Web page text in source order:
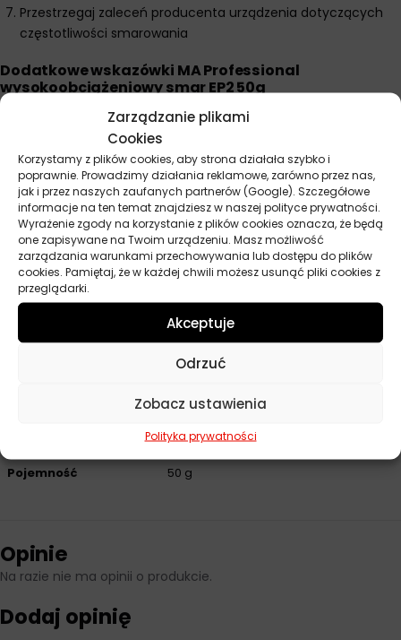
Zarządzanie plikami
Cookies
Korzystamy z plików cookies, aby strona działała szybko i
poprawnie. Prowadzimy działania reklamowe, zarówno przez nas,
jak i przez naszych zaufanych partnerów (Google). Szczegółowe
informacje na ten temat znajdziesz w naszej polityce prywatności.
Wyrażenie zgody na korzystanie z plików cookies oznacza, że będą
one zapisywane na Twoim urządzeniu. Masz możliwość
zarządzania warunkami przechowywania lub dostępu do plików
cookies. Pamiętaj, że w każdej chwili możesz usunąć pliki cookies z
przeglądarki.
Akceptuje
Odrzuć
Zobacz ustawienia
Polityka prywatności
Przestrzegaj zaleceń producenta urządzenia dotyczących
częstotliwości smarowania
Dodatkowe wskazówki MA Professional
wysokoobciążeniowy smar EP2 50g
Smar zachowuje swoje właściwości w zakresie temperatur
od -30°C do +140°C.
Nie mieszaj z innymi rodzajami smarów, aby uniknąć
potencjalnej niezgodności.
Przechowuj smar w szczelnie zamkniętym opakowaniu, w
chłodnym i suchym miejscu.
Stosuj odpowiednie środki ochrony osobistej podczas pracy
ze smarem.
W przypadku długotrwałego kontaktu ze skórą może
powodować podrażnienia.
MA Professional
Pojemność 50 g
Opinie
Na razie nie ma opinii o produkcie.
Dodaj opinię